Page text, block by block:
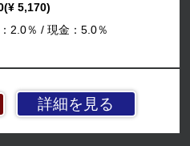
詳細を見る
5,170)
2.0％ / 現金：5.0％